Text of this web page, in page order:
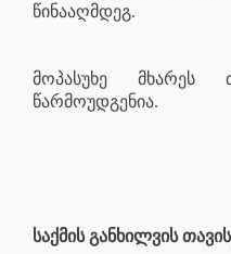
წინააღმდეგ.
მოპასუხე მხარეს
წარმოუდგენია.
საქმის განხილვის